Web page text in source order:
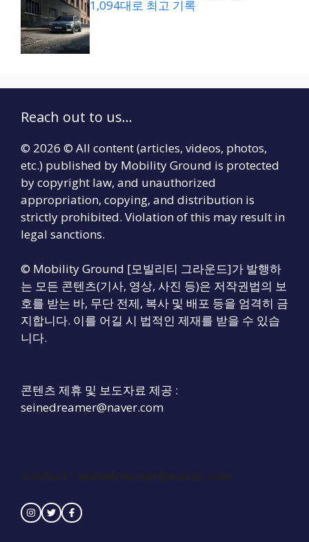
1,094대로 최고 기록
Reach out to us...
© 2026 © All content (articles, videos, photos,
etc.) published by Mobility Ground is protected
by copyright law, and unauthorized
appropriation, copying, and distribution is
strictly prohibited. Violation of this may result in
legal sanctions.
© Mobility Ground [모빌리티 그라운드]가 발행하
는 모든 콘텐츠(기사, 영상, 사진 등)은 저작권법의 보
호를 받는 바, 무단 전제, 복사 및 배포 등을 엄격히 금
지합니다. 이를 어길 시 법적인 제재를 받을 수 있습
니다.
콘텐츠 제휴 및 보도자료 제공 :
seinedreamer@naver.com
Contact : seinedreamer@naver.com